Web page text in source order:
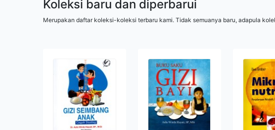
Koleksi baru dan diperbarui
Merupakan daftar koleksi-koleksi terbaru kami. Tidak semuanya baru, adapula